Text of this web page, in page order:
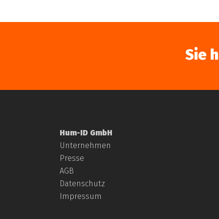
Sie
Hum-ID GmbH
Unternehmen
Presse
AGB
Datenschutz
Impressum